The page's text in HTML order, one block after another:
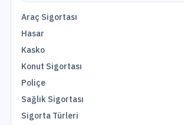
Araç Sigortası
Hasar
Kasko
Konut Sigortası
Poliçe
Sağlık Sigortası
Sigorta Türleri